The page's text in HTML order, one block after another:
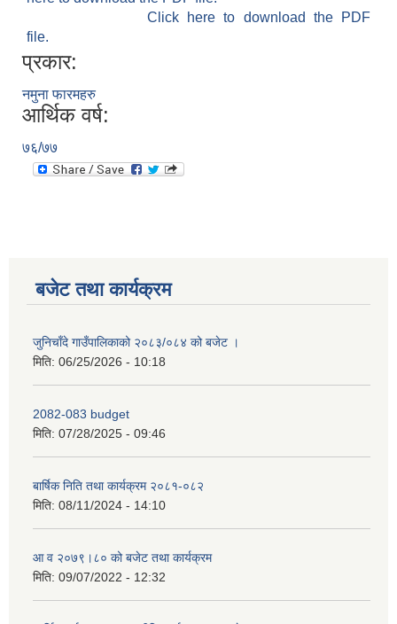
Click here to download the PDF
file.
प्रकार:
नमुना फारमहरु
आर्थिक वर्ष:
७६/७७
बजेट तथा कार्यक्रम
जुनिचाँदे गाउँपालिकाको २०८३/०८४ को बजेट ।
मिति: 06/25/2026 - 10:18
2082-083 budget
मिति: 07/28/2025 - 09:46
बार्षिक निति तथा कार्यक्रम २०८१-०८२
मिति: 08/11/2024 - 14:10
आ व २०७९।८० को बजेट तथा कार्यक्रम
मिति: 09/07/2022 - 12:32